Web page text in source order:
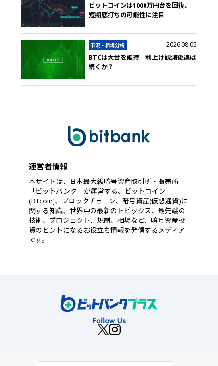
ビットコインは1000万円台を回復、
短期底打ちの可能性に注目
市況・相場分析 2026.08.05
BTCは大台を維持 利上げ観測後退は
続くか？
運営者情報
本サイトは、日本最大級暗号資産取引所・販売所
「ビットバンク」が運営する、ビットコイン
(Bitcoin)、ブロックチェーン、暗号資産(仮想通貨)に
関する知識、世界中の最新のトピックス、最先端の
技術、プロジェクト、規制、相場など、暗号資産投
資のヒントになるお役立ち情報を発信するメディア
です。